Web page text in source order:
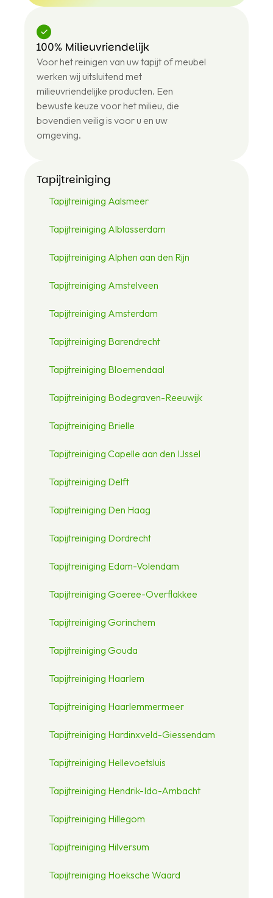
+31
6
43
12
48
46
100% Milieuvriendelijk
Voor het reinigen van uw tapijt of meubel
werken wij uitsluitend met
milieuvriendelijke producten. Een
bewuste keuze voor het milieu, die
bovendien veilig is voor u en uw
omgeving.
Tapijtreiniging
Tapijtreiniging Aalsmeer
Tapijtreiniging Alblasserdam
Tapijtreiniging Alphen aan den Rijn
Tapijtreiniging Amstelveen
Tapijtreiniging Amsterdam
Tapijtreiniging Barendrecht
Tapijtreiniging Bloemendaal
Tapijtreiniging Bodegraven-Reeuwijk
Tapijtreiniging Brielle
Tapijtreiniging Capelle aan den IJssel
Tapijtreiniging Delft
Tapijtreiniging Den Haag
Tapijtreiniging Dordrecht
Tapijtreiniging Edam-Volendam
Tapijtreiniging Goeree-Overflakkee
Tapijtreiniging Gorinchem
Tapijtreiniging Gouda
Tapijtreiniging Haarlem
Tapijtreiniging Haarlemmermeer
Tapijtreiniging Hardinxveld-Giessendam
Tapijtreiniging Hellevoetsluis
Tapijtreiniging Hendrik-Ido-Ambacht
Tapijtreiniging Hillegom
Tapijtreiniging Hilversum
Tapijtreiniging Hoeksche Waard